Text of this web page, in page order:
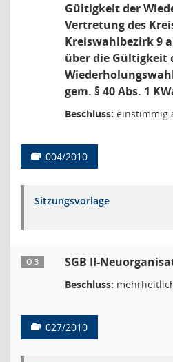
Gültigkeit der
Vertretung des
Kreiswahlbezirk 9
über die Gültigkeit
gem. § 40 Abs. 1
Beschluss: einstimmig
004/2010
Sitzungsvorlage
Ö 3 SGB II-
Beschluss:
027/2010